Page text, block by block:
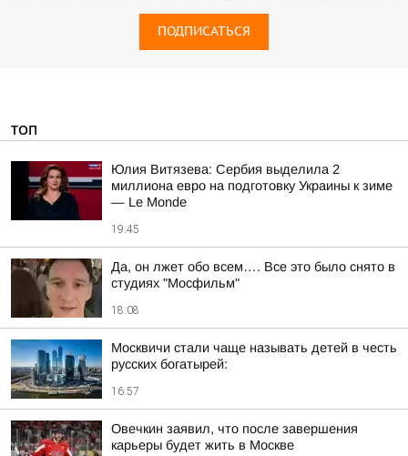
ПОДПИСАТЬСЯ
ТОП
Юлия Витязева: Сербия выделила 2
миллиона евро на подготовку Украины к зиме
— Le Monde
19:45
Да, он лжет обо всем…. Все это было снято в
студиях "Мосфильм"
18:08
Москвичи стали чаще называть детей в честь
русских богатырей:
16:57
Овечкин заявил, что после завершения
карьеры будет жить в Москве